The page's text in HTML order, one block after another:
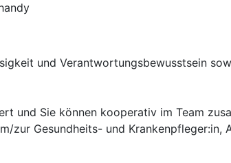
und Verantwortungsbewusstsein
und Sie können kooperativ im Team
zur Gesundheits- und